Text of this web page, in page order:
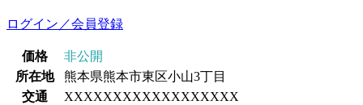
ログイン／会員登録
価格
非公開
所在地
熊本県熊本市東区小山3丁目
交通
XXXXXXXXXXXXXXXXXX